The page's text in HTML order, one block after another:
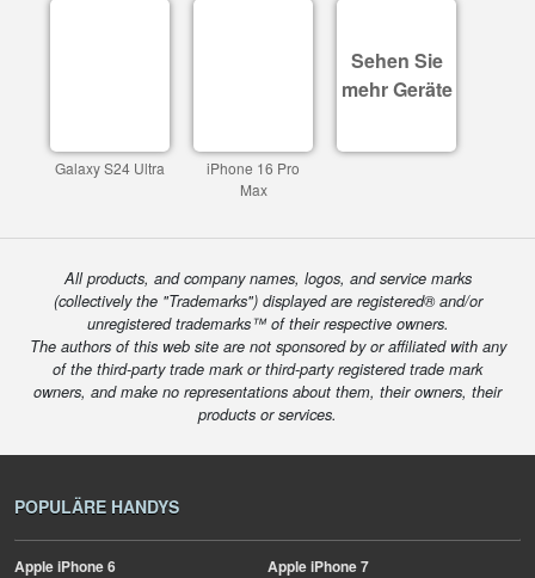
Galaxy S24 Ultra
iPhone 16 Pro
Max
Sehen Sie
mehr Geräte
All products, and company names, logos, and service marks
(collectively the "Trademarks") displayed are registered® and/or
unregistered trademarks™ of their respective owners.
The authors of this web site are not sponsored by or affiliated with any
of the third-party trade mark or third-party registered trade mark
owners, and make no representations about them, their owners, their
products or services.
POPULÄRE HANDYS
AppleiPhone 6 AppleiPhone 7